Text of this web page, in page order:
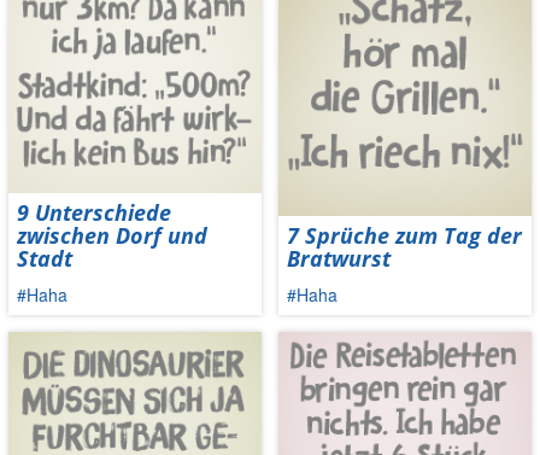
9 Unterschiede
zwischen Dorf und
Stadt
#Haha
7 Sprüche zum Tag der
Bratwurst
#Haha